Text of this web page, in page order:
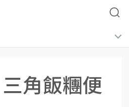
角飯糰便